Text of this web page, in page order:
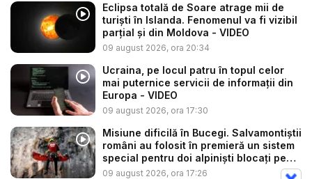
Eclipsa totală de Soare atrage mii de
turiști în Islanda. Fenomenul va fi vizibil
parțial și din Moldova - VIDEO
09 august 2026, ora 20:34
Ucraina, pe locul patru în topul celor
mai puternice servicii de informații din
Europa - VIDEO
09 august 2026, ora 17:30
Misiune dificilă în Bucegi. Salvamontiștii
români au folosit în premieră un sistem
special pentru doi alpiniști blocați pe
s...
09 august 2026, ora 17:26